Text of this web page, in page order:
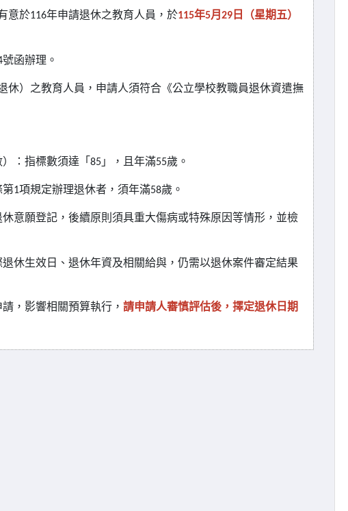
意於116年申請退休之教育人員，於115年5月 29 日（星期五）
號函辦理。
休）之教育人員，申請人須符合《公立學校教職員退休資遣撫
：指標數須達「 85 」，且年滿55歲。
第1項規定辦理退休者，須年滿58歲。
意願登記，後續原則須具重大傷病或特殊原因等情形，並檢
休生效日、退休年資及相關給與，仍需以退休案件審定結果
，影響相關預算執行， 請申請人審慎評估後，擇定退休日期